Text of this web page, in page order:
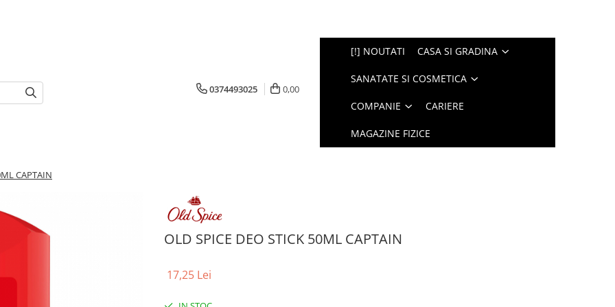
0374493025 0,00
[!] NOUTATI CASA SI GRADINA
SANATATE SI COSMETICA
COMPANIE CARIERE
MAGAZINE FIZICE
CAPTAIN
OLD SPICE DEO STICK 50ML CAPTAIN
17,25 Lei